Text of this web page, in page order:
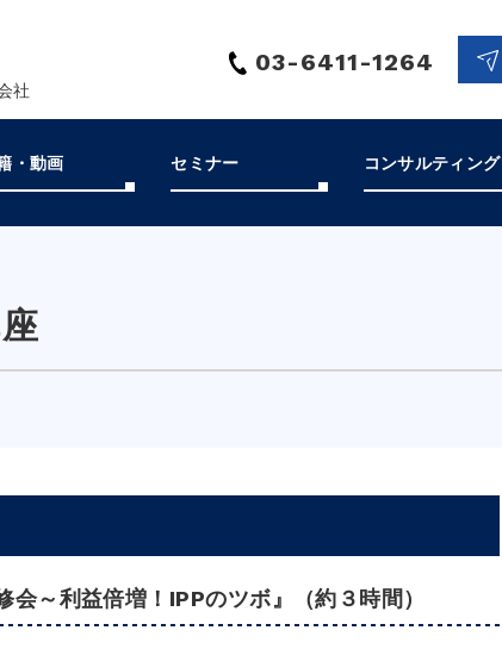
社
03-6411-1264
・動画 セミナー コンサルティング
会～利益倍増！IPPのツボ』（約３時間）